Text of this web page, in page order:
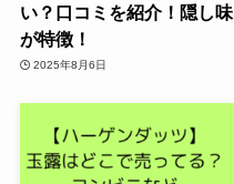
い？口コミを紹介！隠し味
が特徴！
2025年8月6日